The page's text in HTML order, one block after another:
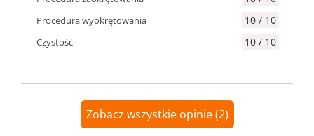
Procedura wyokrętowania 10 / 10
Czystość 10 / 10
Zobacz wszystkie opinie (2)